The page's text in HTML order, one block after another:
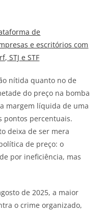
de
e escritórios com
STJ e STF
nítida quanto no de
do preço na bomba
margem líquida de uma
pontos percentuais.
deixa de ser mera
de preço: o
por ineficiência, mas
de 2025, a maior
o crime organizado,